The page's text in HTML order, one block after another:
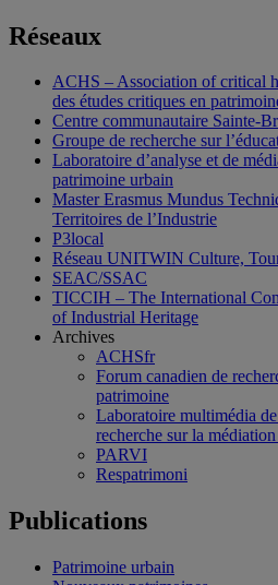
Réseaux
ACHS – Association of critical
des études critiques en
Centre communautaire Sainte-
Groupe de recherche sur
Laboratoire d’analyse et de
patrimoine urbain
Master Erasmus Mundus
Territoires de l’Industrie
P3local
Réseau UNITWIN Culture,
SEAC/SSAC
TICCIH – The International
of Industrial Heritage
Archives
ACHSfr
Forum canadien de
patrimoine
Laboratoire multimédia
recherche sur la
PARVI
Respatrimoni
Publications
Patrimoine urbain